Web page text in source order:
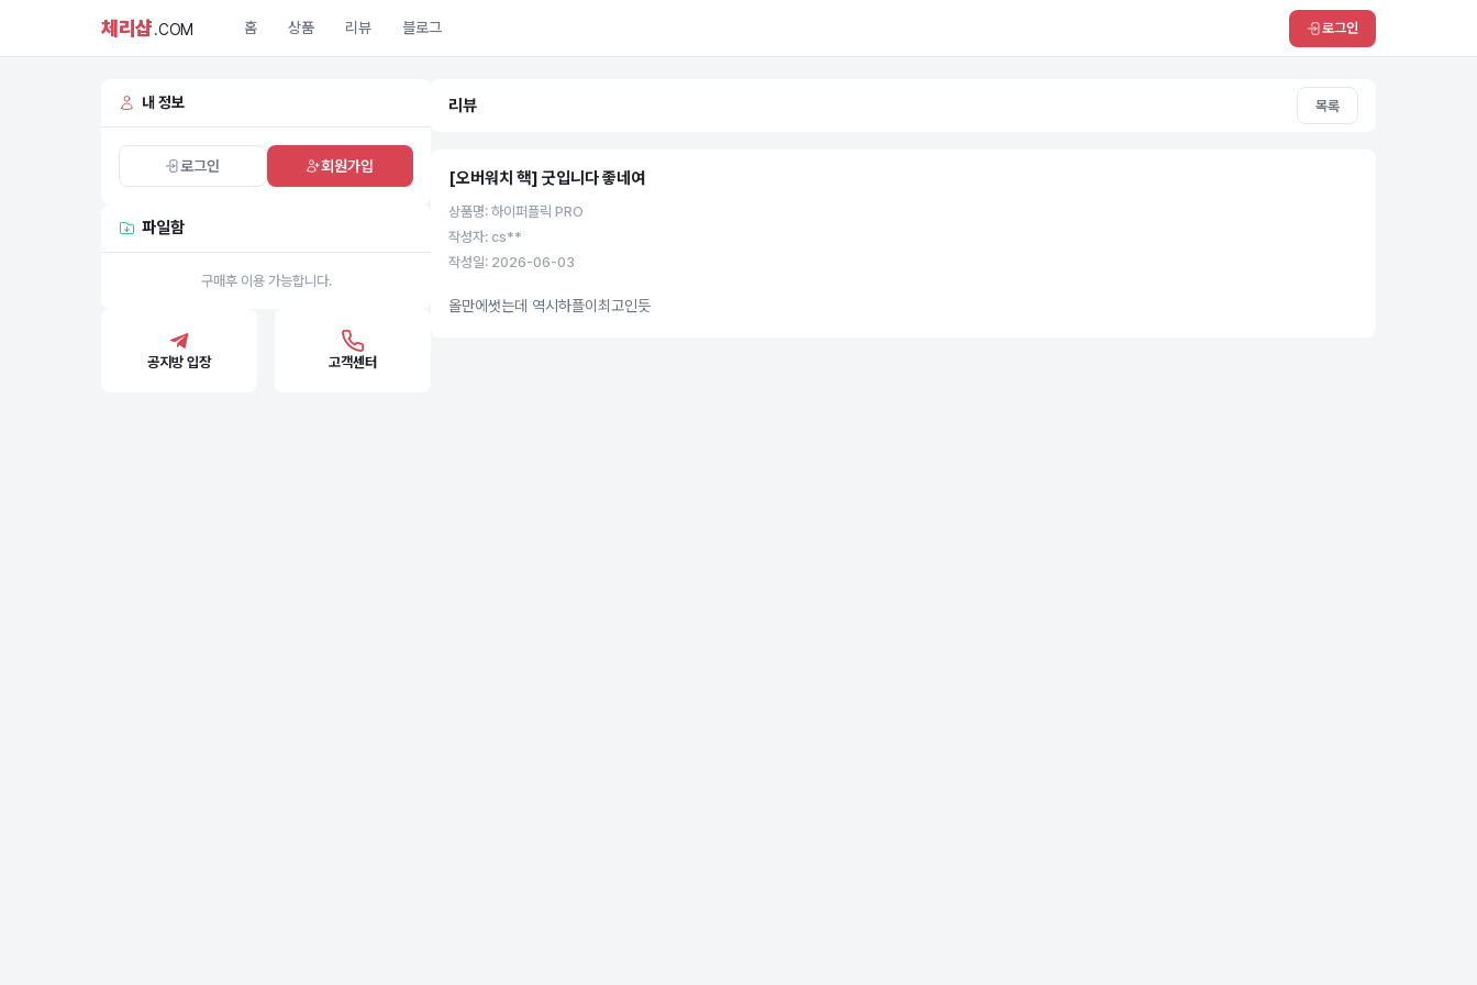
체리샵.COM 홈 상품 리뷰 블로그 로그인
내 정보
로그인 회원가입
파일함
구매후 이용 가능합니다.
공지방 입장 고객센터
리뷰 목록
[오버워치 핵] 굿입니다 좋네여
상품명: 하이퍼플릭 PRO
작성자: cs**
작성일: 2026-06-03
올만에썻는데 역시하플이최고인듯